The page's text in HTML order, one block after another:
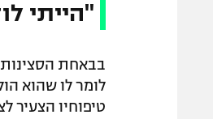
"הייתי
בבאחת הסצינות
לומר לו שהוא
טיפוחיו הצעיר